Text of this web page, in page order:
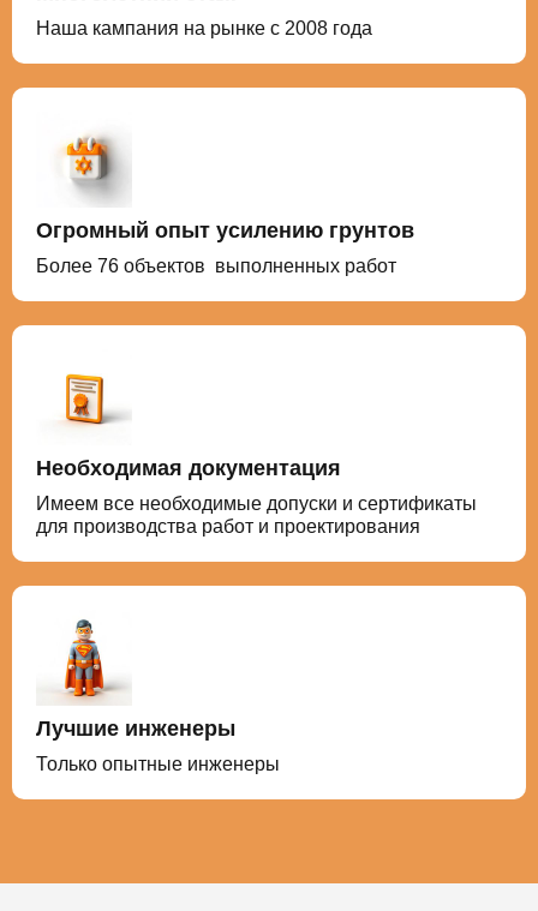
Наша кампания на рынке с 2008 года
Огромный опыт усилению грунтов
Более 76 объектов выполненных работ
Необходимая документация
Имеем все необходимые допуски и сертификаты
для производства работ и проектирования
Лучшие инженеры
Только опытные инженеры